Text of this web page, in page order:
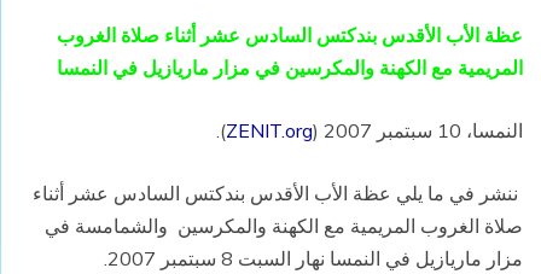
عظة الأب الأقدس بندكتس السادس عشر أثناء صلاة الغروب
المريمية مع الكهنة والمكرسين في مزار ماريازيل في النمسا
النمسا، 10 سبتمبر 2007 ( ZENIT.org
).
ننشر في ما يلي عظة الأب الأقدس بندكتس السادس عشر أثناء
صلاة الغروب المريمية مع الكهنة والمكرسين والشمامسة في
مزار ماريازيل في النمسا نهار السبت 8 سبتمبر 2007.